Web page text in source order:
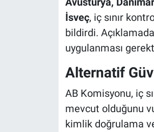
İsveç, iç sınır
bildirdi.
uygulanması
Alternatif
AB Komisyonu, iç
mevcut olduğunu
kimlik doğrulama